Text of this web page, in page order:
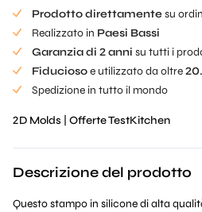
Prodotto direttamentesu
Realizzato in Paesi Bassi
Garanzia di 2 anni su tutti i
Fiduciosoe utilizzato da oltre
Spedizione in tutto il mondo
2D Molds Offerte TestKitchen
Descrizione del prodotto
Questo stampo in silicone di alta